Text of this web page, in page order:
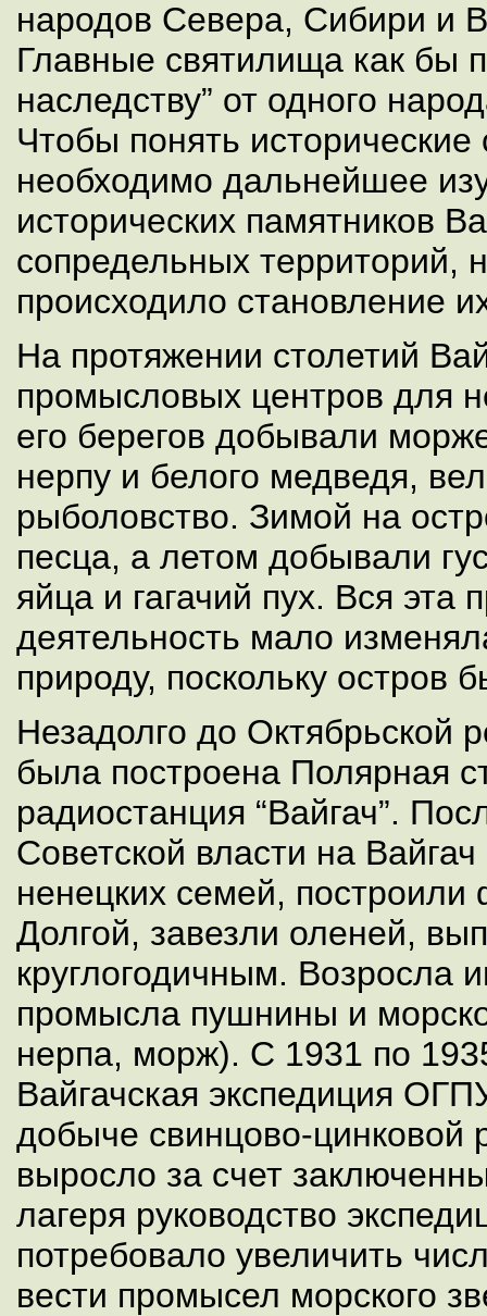
народов Севера, Сибири и
Главные святилища как бы
наследству” от одного
Чтобы понять исторические
необходимо дальнейшее
исторических памятников
сопредельных территорий,
происходило становление
На протяжении столетий
промысловых центров для
его берегов добывали
нерпу и белого медведя,
рыболовство. Зимой на
песца, а летом добывали
яйца и гагачий пух. Вся эта
деятельность мало
природу, поскольку остров
Незадолго до Октябрьской
была построена Полярная
радиостанция “Вайгач”.
Советской власти на
ненецких семей, построили
Долгой, завезли оленей,
круглогодичным. Возросла
промысла пушнины и
нерпа, морж). C 1931 по
Вайгачская экспедиция
добыче свинцово-цинковой
выросло за счет
лагеря руководство
потребовало увеличить
вести промысел морского